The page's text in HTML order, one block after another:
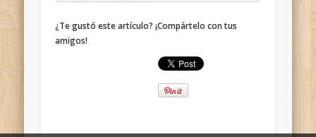
¿Te gustó este artículo? ¡Compártelo con tus
amigos!